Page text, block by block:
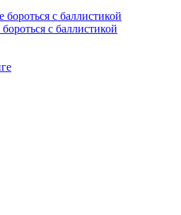
с баллистикой